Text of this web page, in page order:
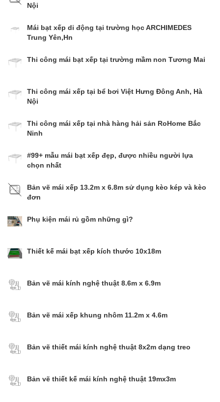
Nội
Mái bạt xếp di động tại trường học ARCHIMEDES
Trung Yên,Hn
Thi công mái bạt xếp tại trường mầm non Tương Mai
Thi công mái xếp tại bể bơi Việt Hưng Đông Anh, Hà
Nội
Thi công mái xếp tại nhà hàng hải sản RoHome Bắc
Ninh
#99+ mẫu mái bạt xếp đẹp, được nhiều người lựa
chọn nhất
Bản vẽ mái xếp 13.2m x 6.8m sử dụng kèo kép và kèo
đơn
Phụ kiện mái rủ gồm những gì?
Thiết kế mái bạt xếp kích thước 10x18m
Bản vẽ mái kính nghệ thuật 8.6m x 6.9m
Bản vẽ mái xếp khung nhôm 11.2m x 4.6m
Bản vẽ thiết mái kính nghệ thuật 8x2m dạng treo
Bản vẽ thiết kế mái kính nghệ thuật 19mx3m